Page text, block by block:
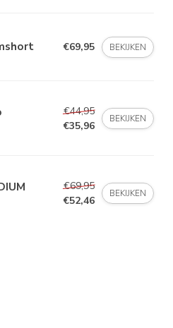
€69,95 BEKIJKEN
€44,95
€35,96
BEKIJKEN
€69,95
€52,46
BEKIJKEN